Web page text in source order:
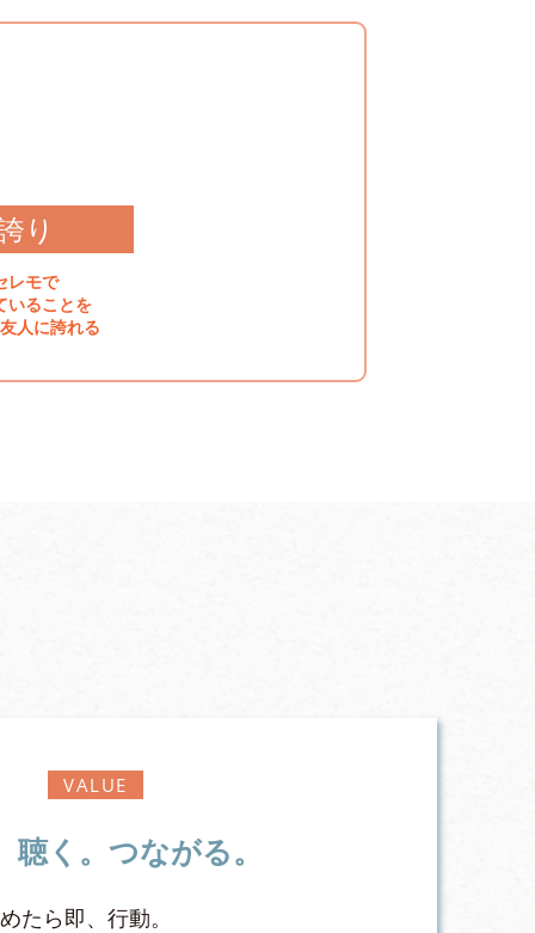
り
レモで
いることを
人に誇れる
VALUE
聴く。つながる。
たら即、行動。